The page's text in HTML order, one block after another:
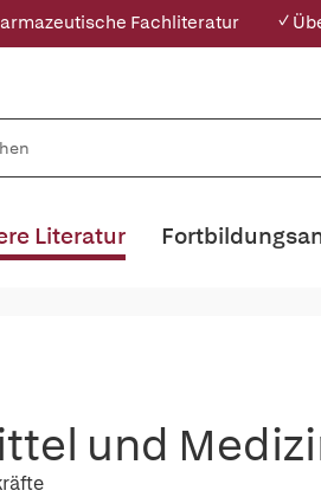
Fachliteratur ✓
Literatur
und